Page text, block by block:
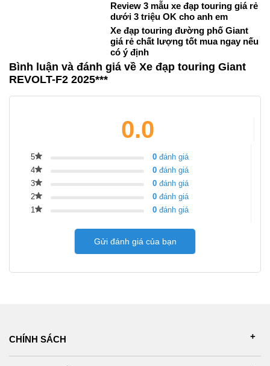
Review 3 mẫu xe đạp touring giá rẻ
dưới 3 triệu OK cho anh em
Xe đạp touring đường phố Giant
giá rẻ chất lượng tốt mua ngay nếu
có ý định
Bình luận và đánh giá về Xe đạp touring Giant
REVOLT-F2 2025***
0.0
5 0 đánh giá
4
0 đánh giá
3
0 đánh giá
2
0 đánh giá
1
0 đánh giá
Gửi đánh giá của bạn
CHÍNH SÁCH